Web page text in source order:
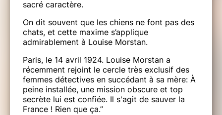
sacré caractère.
On dit souvent que les chiens ne font pas des
chats, et cette maxime s’applique
admirablement à Louise Morstan.
Paris, le 14 avril 1924. Louise Morstan a
récemment rejoint le cercle très exclusif des
femmes détectives en succédant à sa mère: À
peine installée, une mission obscure et top
secrète lui est confiée. Il s'agit de sauver la
France ! Rien que ça.”